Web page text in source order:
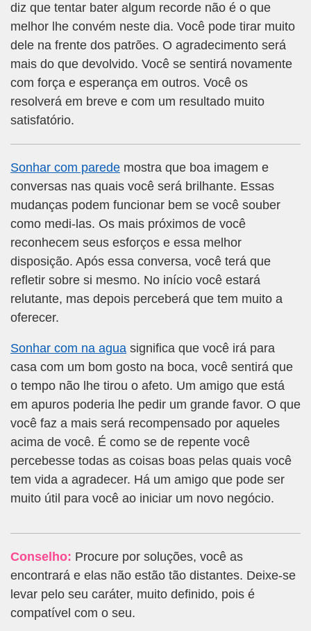
diz que tentar bater algum recorde não é o que
melhor lhe convém neste dia. Você pode tirar muito
dele na frente dos patrões. O agradecimento será
mais do que devolvido. Você se sentirá novamente
com força e esperança em outros. Você os
resolverá em breve e com um resultado muito
satisfatório.
Sonhar com parede mostra que boa imagem e
conversas nas quais você será brilhante. Essas
mudanças podem funcionar bem se você souber
como medi-las. Os mais próximos de você
reconhecem seus esforços e essa melhor
disposição. Após essa conversa, você terá que
refletir sobre si mesmo. No início você estará
relutante, mas depois perceberá que tem muito a
oferecer.
Sonhar com na agua significa que você irá para
casa com um bom gosto na boca, você sentirá que
o tempo não lhe tirou o afeto. Um amigo que está
em apuros poderia lhe pedir um grande favor. O que
você faz a mais será recompensado por aqueles
acima de você. É como se de repente você
percebesse todas as coisas boas pelas quais você
tem vida a agradecer. Há um amigo que pode ser
muito útil para você ao iniciar um novo negócio.
Conselho: Procure por soluções, você as
encontrará e elas não estão tão distantes. Deixe-se
levar pelo seu caráter, muito definido, pois é
compatível com o seu.